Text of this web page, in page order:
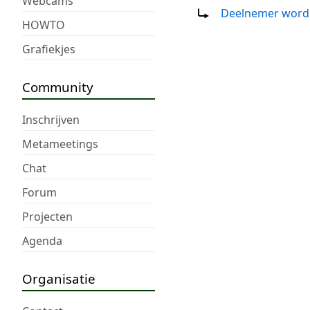
HOWTO
Grafiekjes
Community
Inschrijven
Metameetings
Chat
Forum
Projecten
Agenda
Organisatie
Deelnemer